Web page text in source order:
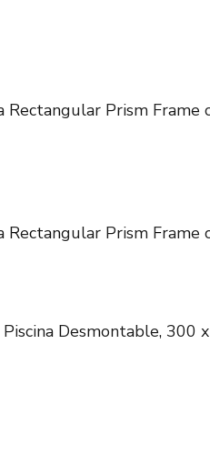
Rectangular Prism Frame
Rectangular Prism Frame
Desmontable, 300